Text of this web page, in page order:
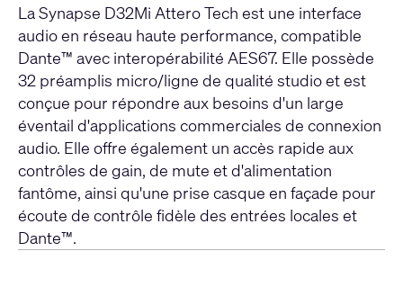
La Synapse D32Mi Attero Tech est une interface
audio en réseau haute performance, compatible
Dante™ avec interopérabilité AES67. Elle possède
32 préamplis micro/ligne de qualité studio et est
conçue pour répondre aux besoins d'un large
éventail d'applications commerciales de connexion
audio. Elle offre également un accès rapide aux
contrôles de gain, de mute et d'alimentation
fantôme, ainsi qu'une prise casque en façade pour
écoute de contrôle fidèle des entrées locales et
Dante™.